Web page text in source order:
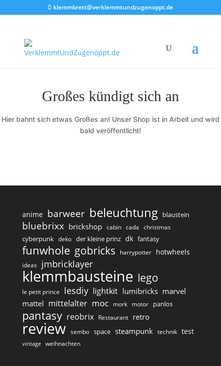
klemmbrett@verklemmtundzugenoppt.de
Großes kündigt sich an
Hier bahnt sich etwas Großes an! Unser Shop ist in Arbeit und wird
bald veröffentlicht!
anime barweer beleuchtung blaustein
bluebrixx brickshop cabin cada christmas
cyberpunk deko der kleine prinz dk fantasy
funwhole gobricks harrypotter hotwheels
ideas jmbricklayer
klemmbausteine lego
le petit prince lesdiy lightkit lumibricks marvel
mattel mittelalter moc mork motor panlos
pantasy reobrix Restaurant retro
review sembo space steampunk technik test
vintage weihnachten